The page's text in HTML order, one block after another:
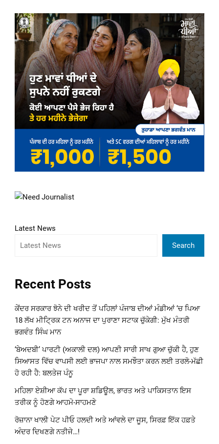
Latest News
Search
Recent Posts
ਕੇਂਦਰ ਸਰਕਾਰ ਝੋਨੇ ਦੀ ਖਰੀਦ ਤੋਂ ਪਹਿਲਾਂ ਪੰਜਾਬ ਦੀਆਂ ਮੰਡੀਆਂ ‘ਚ ਪਿਆ
18 ਲੱਖ ਮੀਟ੍ਰਿਕ ਟਨ ਅਨਾਜ ਦਾ ਪੁਰਾਣਾ ਸਟਾਕ ਚੁੱਕੇਗੀ: ਮੁੱਖ ਮੰਤਰੀ
ਭਗਵੰਤ ਸਿੰਘ ਮਾਨ
‘ਬੇਅਦਬੀ’ ਪਾਰਟੀ (ਅਕਾਲੀ ਦਲ) ਆਪਣੀ ਸਾਰੀ ਸਾਖ ਗੁਆ ਚੁੱਕੀ ਹੈ, ਹੁਣ
ਸਿਆਸਤ ਵਿੱਚ ਵਾਪਸੀ ਲਈ ਭਾਜਪਾ ਨਾਲ ਸਮਝੌਤਾ ਕਰਨ ਲਈ ਤਰਲੋ-ਮੱਛੀ
ਹੋ ਰਹੀ ਹੈ: ਬਲਤੇਜ ਪੰਨੂ
ਮਹਿਲਾ ਏਸ਼ੀਆ ਕੱਪ ਦਾ ਪੂਰਾ ਸ਼ਡਿਊਲ, ਭਾਰਤ ਅਤੇ ਪਾਕਿਸਤਾਨ ਇਸ
ਤਰੀਕ ਨੂੰ ਹੋਣਗੇ ਆਹਮੋ-ਸਾਹਮਣੇ
ਰੋਜ਼ਾਨਾ ਖਾਲੀ ਪੇਟ ਪੀਓ ਹਲਦੀ ਅਤੇ ਆਂਵਲੇ ਦਾ ਜੂਸ, ਸਿਰਫ਼ ਇੱਕ ਹਫ਼ਤੇ
ਅੰਦਰ ਦਿਖਣਗੇ ਨਤੀਜੇ…!